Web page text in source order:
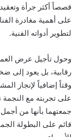
قصصاً أكثر جرأة
على أهمية مغادرة
لتطوير أدواته الفنية.
وحول تأجيل عرض
رقابية، بل يعود إلى
وقتاً إضافياً لإنجاز
على تجربته مع النجمة
جمعتهما بأنها من
قائم على البطولة